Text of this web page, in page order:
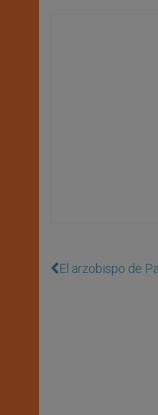
El arzobispo de